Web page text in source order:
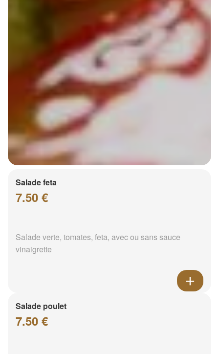
Salade feta
7.50 €
Salade verte, tomates, feta, avec ou sans sauce
vinaigrette
Salade poulet
7.50 €